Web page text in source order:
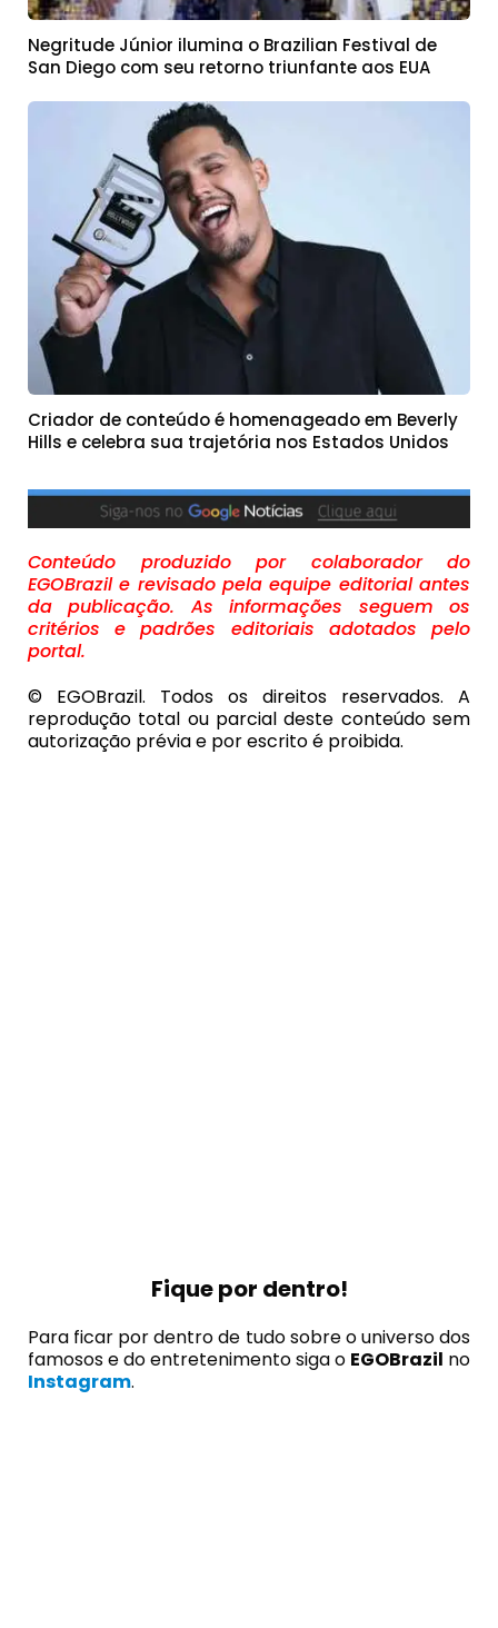
Negritude Júnior ilumina o Brazilian Festival de
San Diego com seu retorno triunfante aos EUA
Criador de conteúdo é homenageado em Beverly
Hills e celebra sua trajetória nos Estados Unidos
Conteúdo produzido por colaborador do
EGOBrazil e revisado pela equipe editorial antes
da publicação. As informações seguem os
critérios e padrões editoriais adotados pelo
portal.
© EGOBrazil. Todos os direitos reservados. A
reprodução total ou parcial deste conteúdo sem
autorização prévia e por escrito é proibida.
Fique por dentro!
Para ficar por dentro de tudo sobre o universo dos
famosos e do entretenimento siga o EGOBrazil no
Instagram.